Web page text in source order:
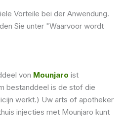
Vorteile bei der Anwendung.
Sie unter "Waarvoor wordt
von Mounjaro ist
bestanddeel is de stof die
werkt.) Uw arts of apotheker
injecties met Mounjaro kunt